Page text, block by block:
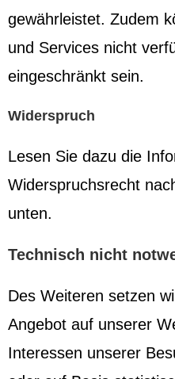
gewährleistet. Zudem
und Services nicht
eingeschränkt sein.
Widerspruch
Lesen Sie dazu die
Widerspruchsrecht
unten.
Technisch nicht
Des Weiteren setzen
Angebot auf unserer
Interessen unserer